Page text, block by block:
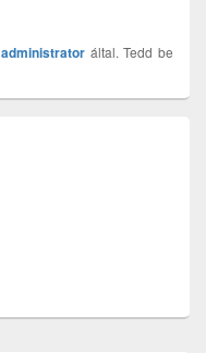
administrator által. Tedd be